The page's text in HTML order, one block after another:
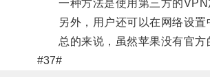
一种方法是使用第三方的VPN
另外，用户还可以在网络设置
总的来说，虽然苹果没有官方
#37#